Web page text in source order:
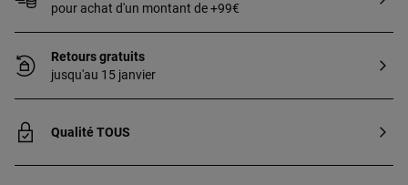
pour achat d'un montant de +99€
Retours gratuits
jusqu'au 15 janvier
Qualité TOUS